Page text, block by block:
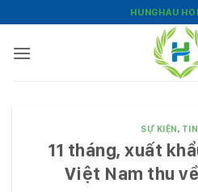
qua
nội
HUNGHAU
SỰ KIỆN,
11 tháng, xuất
Việt Nam thu